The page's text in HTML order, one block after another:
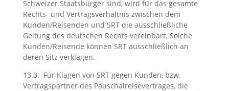
Schweizer Staatsbürger sind, wird für das gesamte
Rechts- und Vertragsverhältnis zwischen dem
Kunden/Reisenden und SRT die ausschließliche
Geltung des deutschen Rechts vereinbart. Solche
Kunden/Reisende können SRT ausschließlich an
deren Sitz verklagen.
13.3. Für Klagen von SRT gegen Kunden, bzw.
Vertragspartner des Pauschalreisevertrages, die